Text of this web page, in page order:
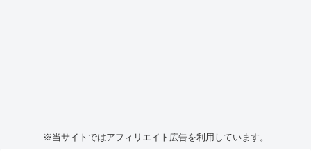
※当サイトではアフィリエイト広告を利用しています。